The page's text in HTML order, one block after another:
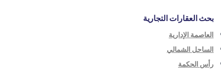
بحث العقارات التجارية
العاصمة الإدارية
الساحل الشمالي
رأس الحكمة